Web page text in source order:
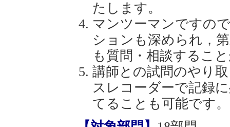
たします。
マンツーマンですの
ションも深められ，
も質問・相談するこ
講師との試問のやり
スレコーダーで記録
てることも可能です。